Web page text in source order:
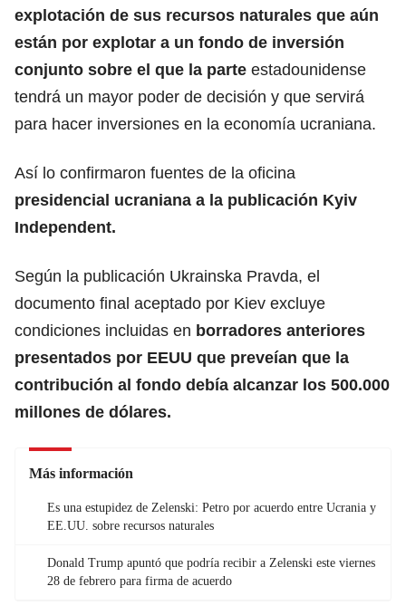
explotación de sus recursos naturales que aún
están por explotar a un fondo de inversión
conjunto sobre el que la parte estadounidense
tendrá un mayor poder de decisión y que servirá
para hacer inversiones en la economía ucraniana.
Así lo confirmaron fuentes de la oficina
presidencial ucraniana a la publicación Kyiv
Independent.
Según la publicación Ukrainska Pravda, el
documento final aceptado por Kiev excluye
condiciones incluidas en borradores anteriores
presentados por EEUU que preveían que la
contribución al fondo debía alcanzar los 500.000
millones de dólares.
Más información
Es una estupidez de Zelenski: Petro por acuerdo entre Ucrania y
EE.UU. sobre recursos naturales
Donald Trump apuntó que podría recibir a Zelenski este viernes
28 de febrero para firma de acuerdo